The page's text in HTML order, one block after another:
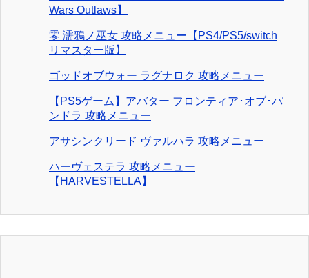
Wars Outlaws】
零 濡鴉ノ巫女 攻略メニュー【PS4/PS5/switch
リマスター版】
ゴッドオブウォー ラグナロク 攻略メニュー
【PS5ゲーム】アバター フロンティア･オブ･パ
ンドラ 攻略メニュー
アサシンクリード ヴァルハラ 攻略メニュー
ハーヴェステラ 攻略メニュー
【HARVESTELLA】